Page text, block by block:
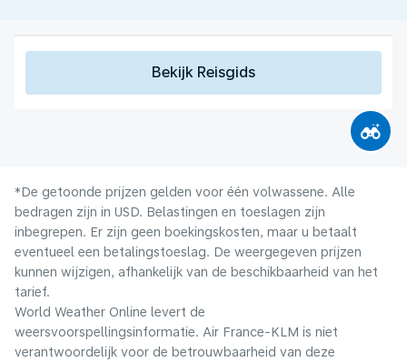
Bekijk Reisgids
*De getoonde prijzen gelden voor één volwassene. Alle
bedragen zijn in USD. Belastingen en toeslagen zijn
inbegrepen. Er zijn geen boekingskosten, maar u betaalt
eventueel een betalingstoeslag. De weergegeven prijzen
kunnen wijzigen, afhankelijk van de beschikbaarheid van het
tarief.
World Weather Online levert de
weersvoorspellingsinformatie. Air France-KLM is niet
verantwoordelijk voor de betrouwbaarheid van deze